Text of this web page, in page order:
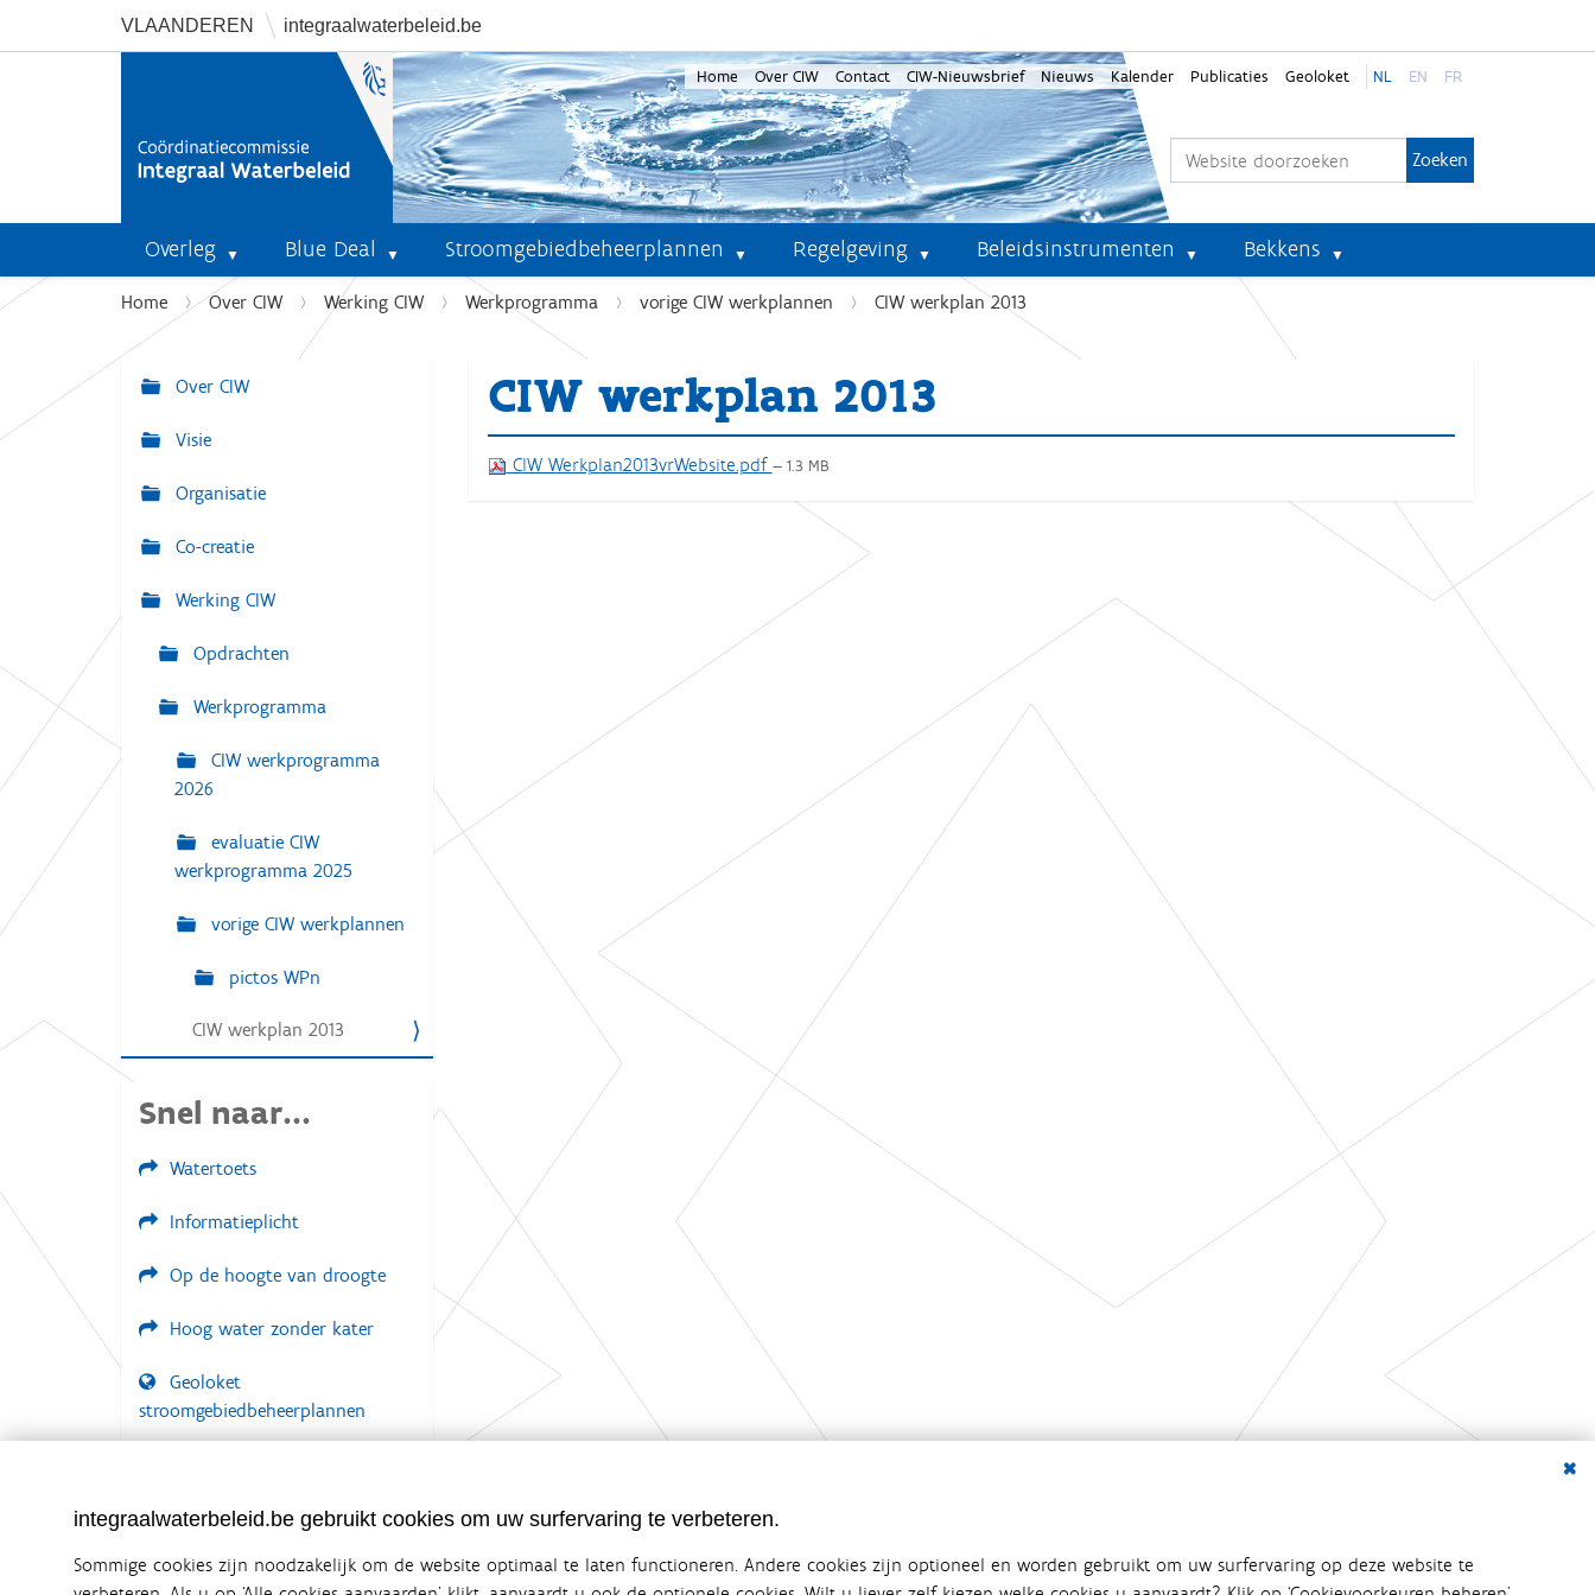
VLAANDEREN integraalwaterbeleid.be
Home Over CIW Contact CIW-Nieuwsbrief Nieuws Kalender Publicaties Geoloket NL EN FR
Overleg Blue Deal Stroomgebiedbeheerplannen Regelgeving Beleidsinstrumenten Bekkens
U
e
Home Over CIW Werking CIW Werkprogramma vorige CIW werkplannen CIW werkplan 2013
CIW werkplan 2013
CIW Werkplan2013vrWebsite.pdf — 1.3 MB
N
a
i
g
t
Over CIW
Visie
Organisatie
Co-creatie
Werking CIW
Opdrachten
Werkprogramma
CIW werkprogramma
2026
evaluatie CIW
werkprogramma 2025
vorige CIW werkplannen
pictos WPn
CIW werkplan 2013
Snel naar...
Watertoets
Informatieplicht
Op de hoogte van droogte
Hoog water zonder kater
Geoloket
stroomgebiedbeheerplannen
integraalwaterbeleid.be gebruikt cookies om uw surfervaring te verbeteren.
Sommige cookies zijn noodzakelijk om de website optimaal te laten functioneren. Andere cookies zijn optioneel en worden gebruikt om uw surfervaring op deze website te